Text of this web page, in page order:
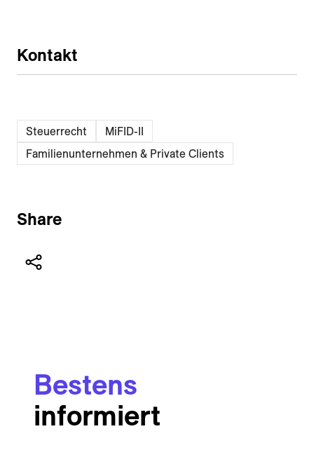
Kontakt
Steuerrecht
MiFID-II
Familienunternehmen & Private Clients
Share
Bestens
informiert